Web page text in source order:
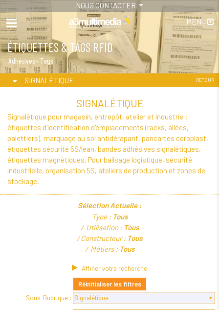
NOUS CONTACTER
MENU
ÉTIQUETTES & TAGS RFID
Adhésives - Tags
SIGNALÉTIQUE RETOUR
SIGNALÉTIQUE
Signalétique pour magasin, entrepôt, atelier et industrie :
étiquettes d'identification d'emplacements (racks, allées,
palettiers), marquage au sol antidérapant, pancartes coroplast,
étiquettes sécurité 5S/lean, bandes adhésives signalétiques,
étiquettes magnétiques. Pour balisage logistique, sécurité
industrielle, organisation 5S, ateliers de production et zones de
stockage.
Sélection Actuelle :
Type : Tous
Utilisation : Tous
Constructeur : Tous
Métiers : Tous
Affiner votre recherche
Réinitialiser les filtres
Sous-Rubrique :